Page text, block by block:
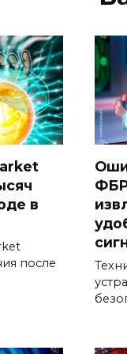
в
после